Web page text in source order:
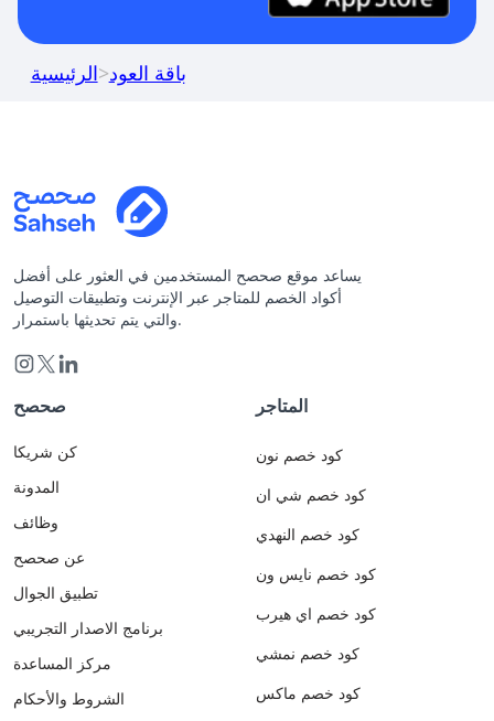
الرئيسية>باقة العود
يساعد موقع صحصح المستخدمين في العثور على أفضل
أكواد الخصم للمتاجر عبر الإنترنت وتطبيقات التوصيل
والتي يتم تحديثها باستمرار.
صحصح
كن شريكا
المدونة
وظائف
عن صحصح
تطبيق الجوال
برنامج الاصدار التجريبي
مركز المساعدة
الشروط والأحكام
المتاجر
كود خصم نون
كود خصم شي ان
كود خصم النهدي
كود خصم نايس ون
كود خصم اي هيرب
كود خصم نمشي
كود خصم ماكس